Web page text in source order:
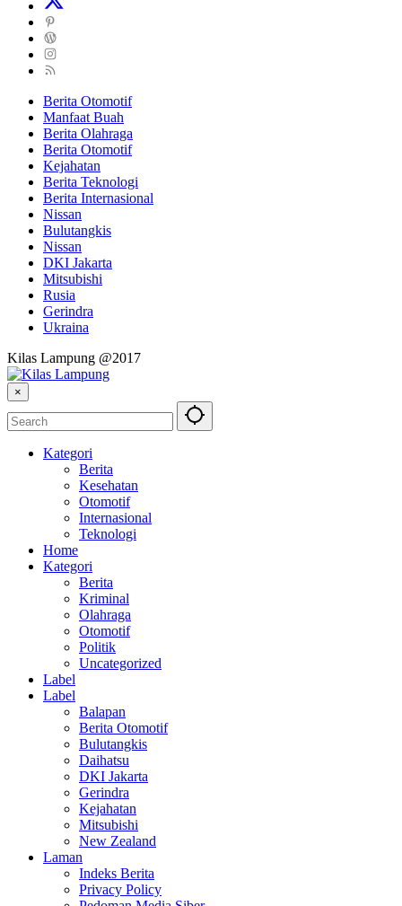
Berita Otomotif
Manfaat Buah
Berita Olahraga
Berita Otomotif
Kejahatan
Berita Teknologi
Berita Internasional
Nissan
Bulutangkis
Nissan
DKI Jakarta
Mitsubishi
Rusia
Gerindra
Ukraina
Kilas Lampung @2017
×
Kategori
Berita
Kesehatan
Otomotif
Internasional
Teknologi
Home
Kategori
Berita
Kriminal
Olahraga
Otomotif
Politik
Uncategorized
Label
Label
Balapan
Berita Otomotif
Bulutangkis
Daihatsu
DKI Jakarta
Gerindra
Kejahatan
Mitsubishi
New Zealand
Laman
Indeks Berita
Privacy Policy